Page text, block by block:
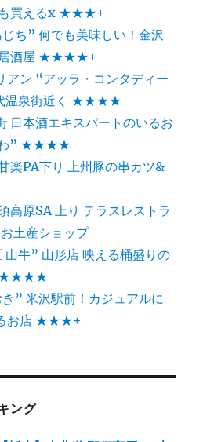
も買えるx ★★★+
じち” 何でも美味しい！金沢
居酒屋 ★★★★+
アン “アッラ・コンタディー
温泉街近く ★★★★
日本酒エキスパートのいるお
わ” ★★★★
楽PA下り 上州豚の串カツ&
高原SA 上り テラスレストラ
土産ショップ
山牛” 山形店 映える桶盛りの
★★★★
き” 米沢駅前！カジュアルに
お店 ★★★+
ング